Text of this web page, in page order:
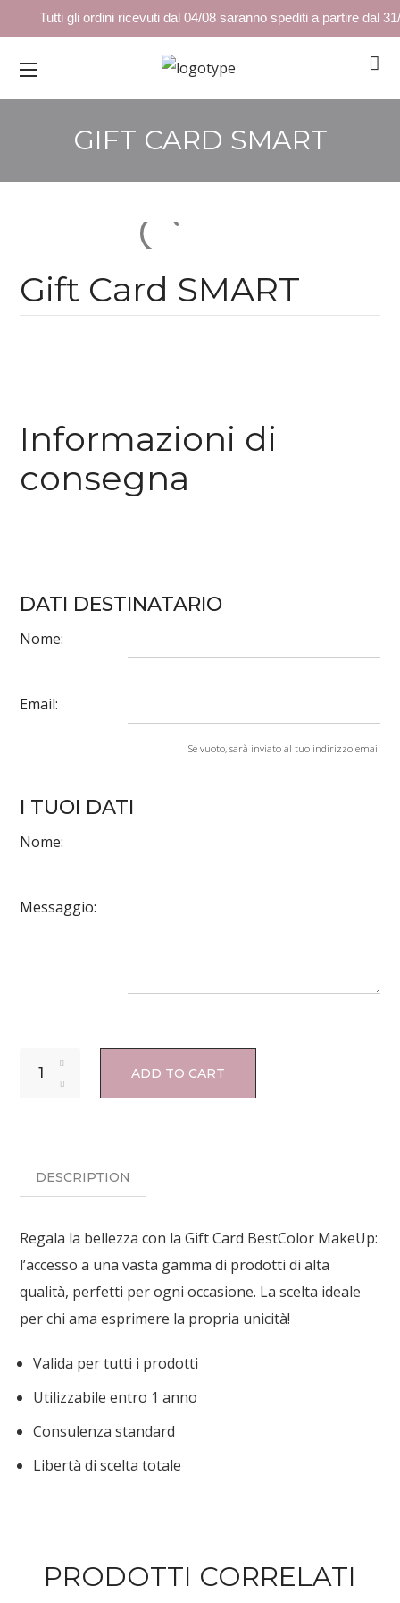
Tutti gli ordini ricevuti dal 04/08 saranno spediti a partire dal
GIFT CARD SMART
Gift Card SMART
Informazioni di
consegna
DATI DESTINATARIO
Nome:
Email:
Se vuoto, sarà inviato al tuo indirizzo email
I TUOI DATI
Nome:
Messaggio:
ADD TO CART
DESCRIPTION
Regala la bellezza con la Gift Card BestColor MakeUp:
l’accesso a una vasta gamma di prodotti di alta
qualità, perfetti per ogni occasione. La scelta ideale
per chi ama esprimere la propria unicità!
Valida per tutti i prodotti
Utilizzabile entro 1 anno
Consulenza standard
Libertà di scelta totale
PRODOTTI CORRELATI